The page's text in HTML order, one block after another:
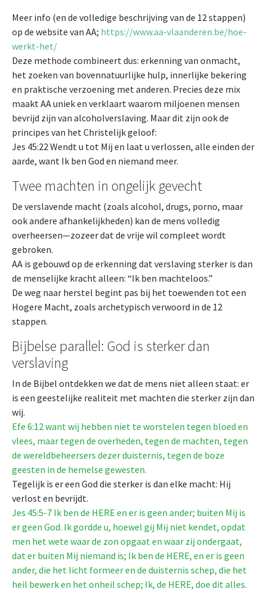
Meer info (en de volledige beschrijving van de 12 stappen)
op de website van AA; https://www.aa-vlaanderen.be/hoe-
werkt-het/
Deze methode combineert dus: erkenning van onmacht,
het zoeken van bovennatuurlijke hulp, innerlijke bekering
en praktische verzoening met anderen. Precies deze mix
maakt AA uniek en verklaart waarom miljoenen mensen
bevrijd zijn van alcoholverslaving. Maar dit zijn ook de
principes van het Christelijk geloof:
Jes 45:22 Wendt u tot Mij en laat u verlossen, alle einden der
aarde, want Ik ben God en niemand meer.
Twee machten in ongelijk gevecht
De verslavende macht (zoals alcohol, drugs, porno, maar
ook andere afhankelijkheden) kan de mens volledig
overheersen—zozeer dat de vrije wil compleet wordt
gebroken.
AA is gebouwd op de erkenning dat verslaving sterker is dan
de menselijke kracht alleen: “Ik ben machteloos.”
De weg naar herstel begint pas bij het toewenden tot een
Hogere Macht, zoals archetypisch verwoord in de 12
stappen.
Bijbelse parallel: God is sterker dan
verslaving
In de Bijbel ontdekken we dat de mens niet alleen staat: er
is een geestelijke realiteit met machten die sterker zijn dan
wij.
Efe 6:12 want wij hebben niet te worstelen tegen bloed en
vlees, maar tegen de overheden, tegen de machten, tegen
de wereldbeheersers dezer duisternis, tegen de boze
geesten in de hemelse gewesten.
Tegelijk is er een God die sterker is dan elke macht: Hij
verlost en bevrijdt.
Jes 45:5-7 Ik ben de HERE en er is geen ander; buiten Mij is
er geen God. Ik gordde u, hoewel gij Mij niet kendet, opdat
men het wete waar de zon opgaat en waar zij ondergaat,
dat er buiten Mij niemand is; Ik ben de HERE, en er is geen
ander, die het licht formeer en de duisternis schep, die het
heil bewerk en het onheil schep; Ik, de HERE, doe dit alles.